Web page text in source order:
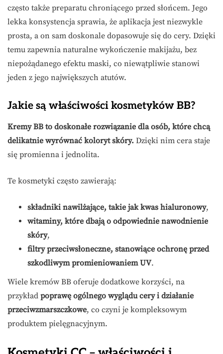
często także preparatu chroniącego przed słońcem. Jego
lekka konsystencja sprawia, że aplikacja jest niezwykle
prosta, a on sam doskonale dopasowuje się do cery. Dzięki
temu zapewnia naturalne wykończenie makijażu, bez
niepożądanego efektu maski, co niewątpliwie stanowi
jeden z jego największych atutów.
Jakie są właściwości kosmetyków BB?
Kremy BB to doskonałe rozwiązanie dla osób, które chcą
delikatnie wyrównać koloryt skóry. Dzięki nim cera staje
się promienna i jednolita.
Te kosmetyki często zawierają:
składniki nawilżające, takie jak kwas hialuronowy,
witaminy, które dbają o odpowiednie nawodnienie
skóry,
filtry przeciwsłoneczne, stanowiące ochronę przed
szkodliwym promieniowaniem UV.
Wiele kremów BB oferuje dodatkowe korzyści, na
przykład poprawę ogólnego wyglądu cery i działanie
przeciwzmarszczkowe, co czyni je kompleksowym
produktem pielęgnacyjnym.